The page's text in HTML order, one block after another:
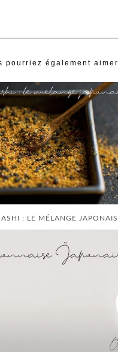
pourriez également aimer